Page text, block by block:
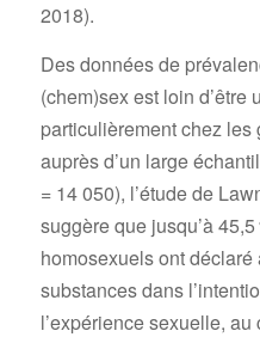
2018).
Des données de
(chem)sex est loin
particulièrement chez
auprès d’un large
= 14 050), l’étude de
suggère que jusqu’à
homosexuels ont
substances dans
l’expérience sexuelle,